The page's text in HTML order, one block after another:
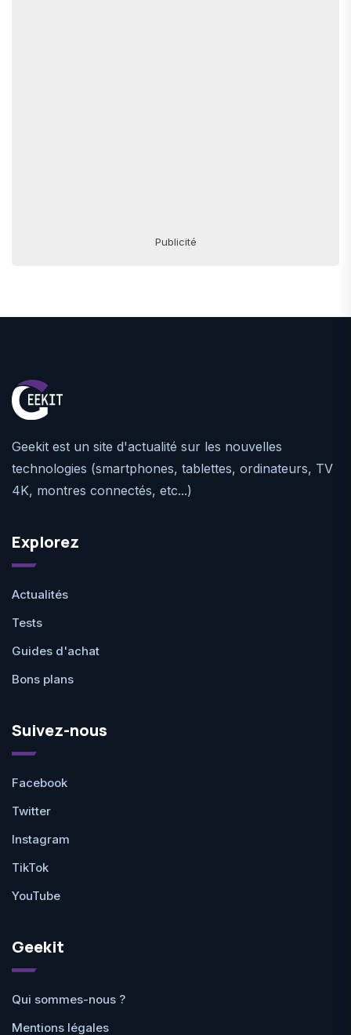
Publicité
Geekit est un site d'actualité sur les nouvelles
technologies (smartphones, tablettes, ordinateurs, TV
4K, montres connectés, etc...)
Explorez
Actualités
Tests
Guides d'achat
Bons plans
Suivez-nous
Facebook
Twitter
Instagram
TikTok
YouTube
Geekit
Qui sommes-nous ?
Mentions légales